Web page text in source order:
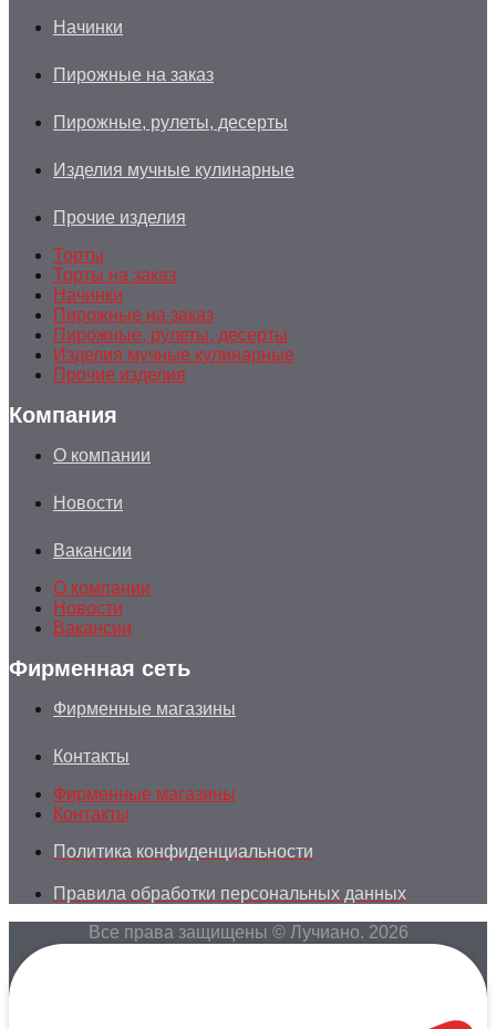
Начинки
Пирожные на заказ
Пирожные, рулеты, десерты
Изделия мучные кулинарные
Прочие изделия
Торты
Торты на заказ
Начинки
Пирожные на заказ
Пирожные, рулеты, десерты
Изделия мучные кулинарные
Прочие изделия
Компания
О компании
Новости
Вакансии
О компании
Новости
Вакансии
Фирменная сеть
Фирменные магазины
Контакты
Фирменные магазины
Контакты
Политика конфиденциальности
Правила обработки персональных данных
Все права защищены © Лучиано. 2026